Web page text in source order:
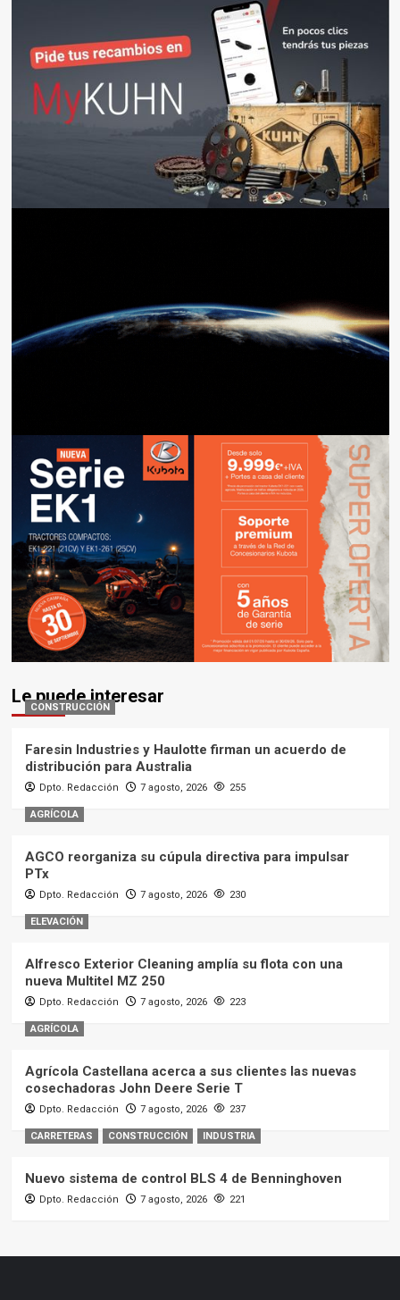
Le puede interesar
CONSTRUCCIÓN
Faresin Industries y Haulotte firman un acuerdo de
distribución para Australia
Dpto. Redacción 7 agosto, 2026 255
AGRÍCOLA
AGCO reorganiza su cúpula directiva para impulsar
PTx
Dpto. Redacción 7 agosto, 2026 230
ELEVACIÓN
Alfresco Exterior Cleaning amplía su flota con una
nueva Multitel MZ 250
Dpto. Redacción 7 agosto, 2026 223
AGRÍCOLA
Agrícola Castellana acerca a sus clientes las nuevas
cosechadoras John Deere Serie T
Dpto. Redacción 7 agosto, 2026 237
CARRETERAS CONSTRUCCIÓN INDUSTRIA
Nuevo sistema de control BLS 4 de Benninghoven
Dpto. Redacción 7 agosto, 2026 221